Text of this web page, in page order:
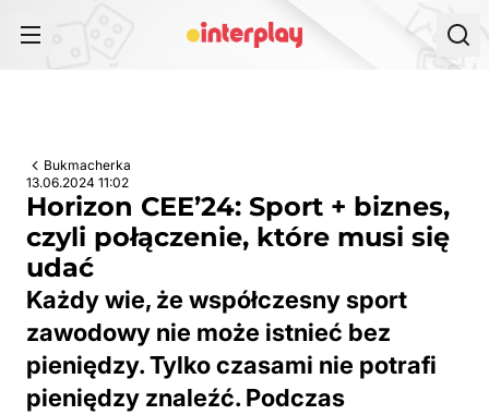
Bukmacherka
13.06.2024 11:02
Horizon CEE’24: Sport + biznes,
czyli połączenie, które musi się
udać
Każdy wie, że współczesny sport
zawodowy nie może istnieć bez
pieniędzy. Tylko czasami nie potrafi
pieniędzy znaleźć. Podczas